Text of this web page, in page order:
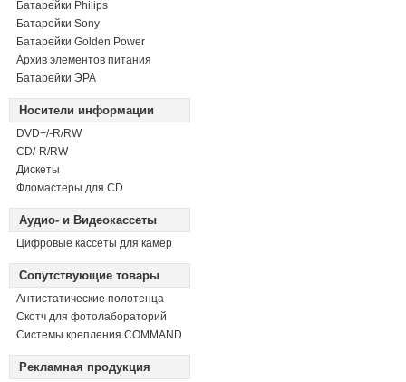
Батарейки Philips
Батарейки Sony
Батарейки Golden Power
Архив элементов питания
Батарейки ЭРА
Носители информации
DVD+/-R/RW
СD/-R/RW
Дискеты
Фломастеры для CD
Аудио- и Видеокассеты
Цифровые кассеты для камер
Сопутствующие товары
Антистатические полотенца
Скотч для фотолабораторий
Системы крепления COMMAND
Рекламная продукция